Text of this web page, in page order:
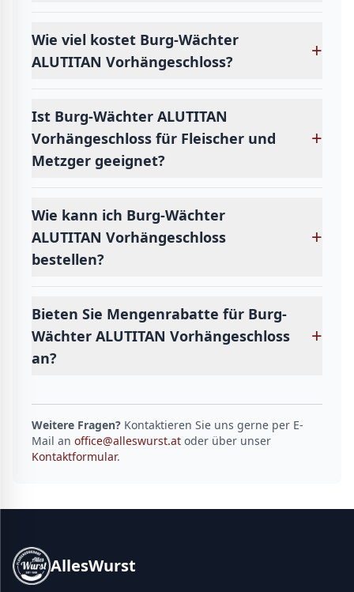
Wie viel kostet Burg-Wächter
ALUTITAN Vorhängeschloss?
+
Ist Burg-Wächter ALUTITAN
Vorhängeschloss für Fleischer und
Metzger geeignet?
+
Wie kann ich Burg-Wächter
ALUTITAN Vorhängeschloss
bestellen?
+
Bieten Sie Mengenrabatte für Burg-
Wächter ALUTITAN Vorhängeschloss
an?
+
Weitere Fragen? Kontaktieren Sie uns gerne per E-
Mail an office@alleswurst.at oder über unser
Kontaktformular.
AllesWurst